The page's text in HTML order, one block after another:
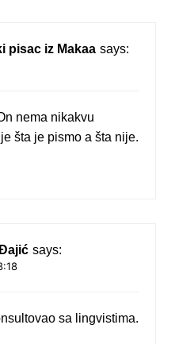
pisac iz Makaa says:
nema nikakvu
šta je pismo a šta nije.
says:
sa lingvistima.